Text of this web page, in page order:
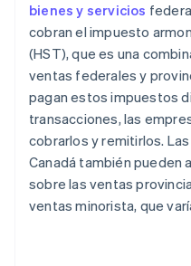
bienes y servicios
cobran el impuesto
(HST), que es una
ventas federales y
pagan estos impuestos
transacciones, las
cobrarlos y remitirlos.
Canadá también pueden
sobre las ventas
ventas minorista, que